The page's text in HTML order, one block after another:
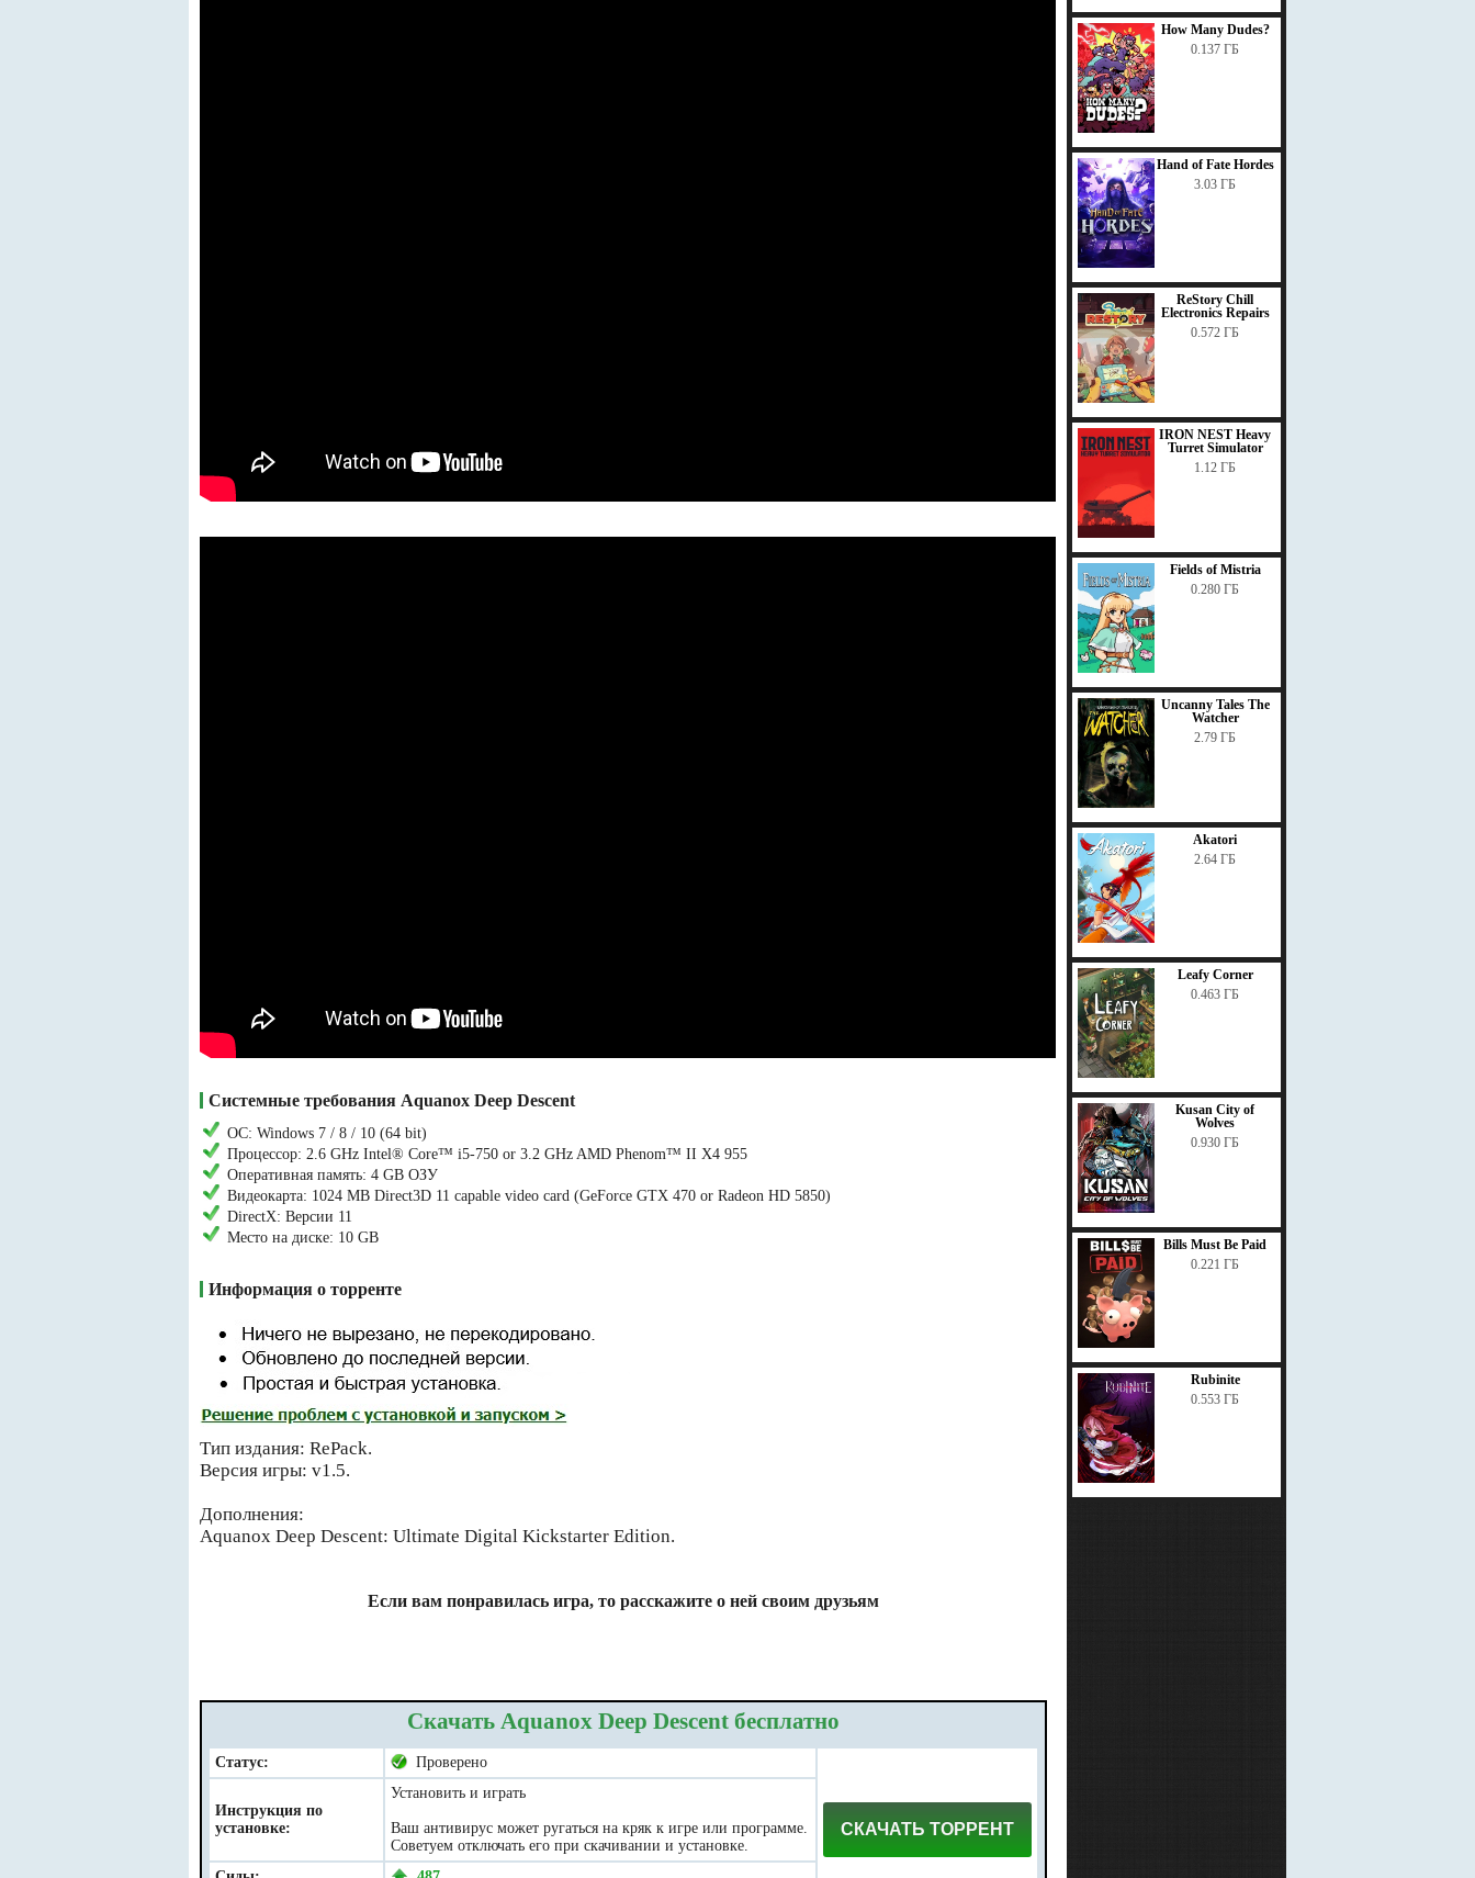
Системные требования Aquanox Deep Descent
ОС: Windows 7 / 8 / 10 (64 bit)
Процессор: 2.6 GHz Intel® Core™ i5-750 or 3.2 GHz AMD Phenom™ II X4 955
Оперативная память: 4 GB ОЗУ
Видеокарта: 1024 MB Direct3D 11 capable video card (GeForce GTX 470 or Radeon HD 5850)
DirectX: Версии 11
Место на диске: 10 GB
Информация о торренте
Тип издания: RePack.
Версия игры: v1.5.
Дополнения:
Aquanox Deep Descent: Ultimate Digital Kickstarter Edition.
Если вам понравилась игра, то расскажите о ней своим друзьям
Скачать Aquanox Deep Descent бесплатно
Статус: Проверено
СКАЧАТЬ ТОРРЕНТ
Инструкция по
установке:
Установить и играть
Ваш антивирус может ругаться на кряк к игре или программе.
Советуем отключать его при скачивании и установке.
How Many Dudes?
0.137 ГБ
Hand of Fate Hordes
3.03 ГБ
ReStory Chill
Electronics Repairs
0.572 ГБ
IRON NEST Heavy
Turret Simulator
1.12 ГБ
Fields of Mistria
0.280 ГБ
Uncanny Tales The
Watcher
2.79 ГБ
Akatori
2.64 ГБ
Leafy Corner
0.463 ГБ
Kusan City of
Wolves
0.930 ГБ
Bills Must Be Paid
0.221 ГБ
Rubinite
0.553 ГБ